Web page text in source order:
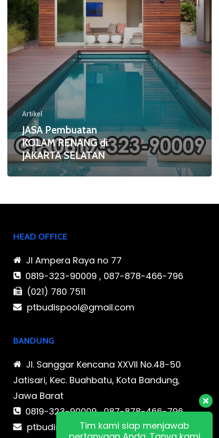
SELATAN
Artikel
JASA Pembuatan
KOLAM RENANG di
JAKARTA SELATAN
HEAD OFFICE
Jl Ampera Raya no 77
0819-323-90009 , 087-878-466-796
(021) 780 7511
ptbudispool@gmail.com
BANDUNG
Jl. Sanggar Kencana XXVII No.48-50
Jatisari, Kec. Buahbatu, Kota Bandung,
Jawa Barat
0819-323-90009 , 087-878-466-796
ptbudispool@gmail.comTim kami siap menjawab